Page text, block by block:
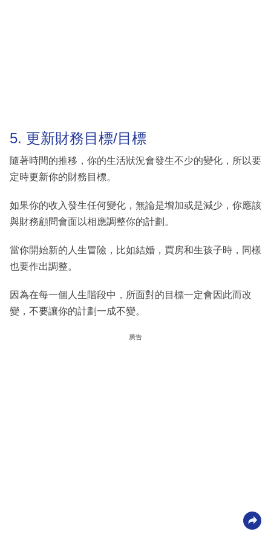
5. 更新財務目標/目標
隨著時間的推移，你的生活狀況會發生不少的變化，所以要
定時更新你的財務目標。
如果你的收入發生任何變化，無論是增加或是減少，你應該
與財務顧問會面以相應調整你的計劃。
當你開始新的人生冒險，比如結婚，買房和生孩子時，同樣
也要作出調整。
因為在每一個人生階段中，所面對的目標一定會因此而改
變，不要讓你的計劃一成不變。
廣告